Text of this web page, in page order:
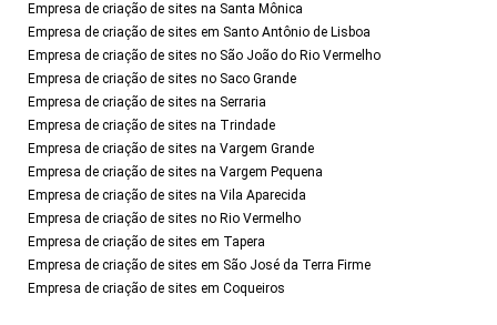
Empresa de criação de sites na Santa Mônica
Empresa de criação de sites em Santo Antônio de Lisboa
Empresa de criação de sites no São João do Rio Vermelho
Empresa de criação de sites no Saco Grande
Empresa de criação de sites na Serraria
Empresa de criação de sites na Trindade
Empresa de criação de sites na Vargem Grande
Empresa de criação de sites na Vargem Pequena
Empresa de criação de sites na Vila Aparecida
Empresa de criação de sites no Rio Vermelho
Empresa de criação de sites em Tapera
Empresa de criação de sites em São José da Terra Firme
Empresa de criação de sites em Coqueiros